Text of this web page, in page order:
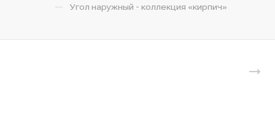
— Угол наружный - коллекция «кирпич»